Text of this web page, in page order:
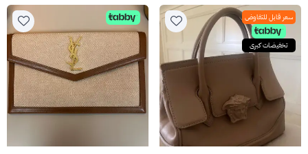
سعر قابل للتفاوض
تخفيضات كبرى